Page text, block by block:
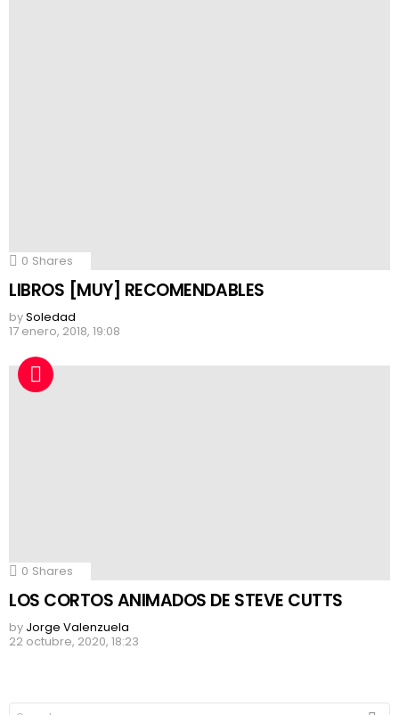
0 Shares
LIBROS [MUY] RECOMENDABLES
bySoledad
17 enero, 2018, 19:08
0 Shares
LOS CORTOS ANIMADOS DE STEVE CUTTS
by Jorge Valenzuela
22 octubre, 2020, 18:23
Search